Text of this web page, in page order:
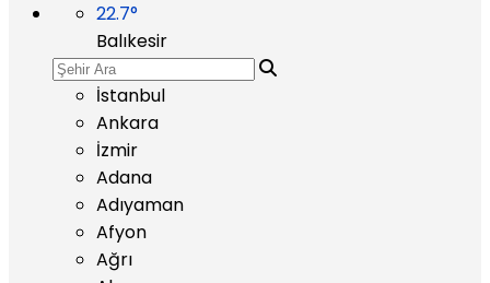
22.7°
Balıkesir
İstanbul
Ankara
İzmir
Adana
Adıyaman
Afyon
Ağrı